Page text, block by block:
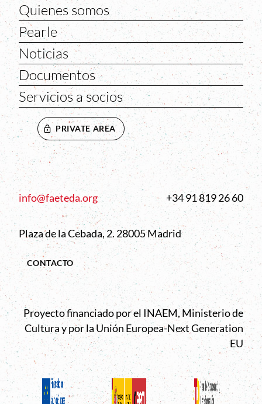
Quienes somos
Pearle
Noticias
Documentos
Servicios a socios
PRIVATE AREA
info@faeteda.org +34 91 819 26 60
Plaza de la Cebada, 2. 28005 Madrid
CONTACTO
Proyecto financiado por el INAEM, Ministerio de
Cultura y por la Unión Europea-Next Generation
EU